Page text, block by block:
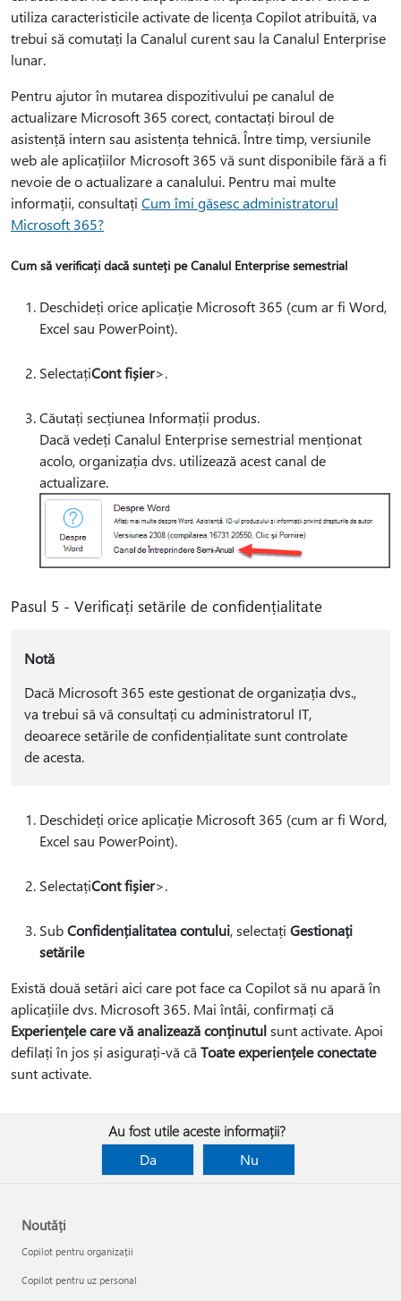
utiliza caracteristicile activate de licența Copilot atribuită, va
trebui să comutați la Canalul curent sau la Canalul Enterprise
lunar.
Pentru ajutor în mutarea dispozitivului pe canalul de
actualizare Microsoft 365 corect, contactați biroul de
asistență intern sau asistența tehnică. Între timp, versiunile
web ale aplicațiilor Microsoft 365 vă sunt disponibile fără a fi
nevoie de o actualizare a canalului. Pentru mai multe
informații, consultați Cum îmi găsesc administratorul
Microsoft 365?
Cum să verificați dacă sunteți pe Canalul Enterprise semestrial
Deschideți orice aplicație Microsoft 365 (cum ar fi Word,
Excel sau PowerPoint).
SelectațiCont fișier>.
Căutați secțiunea Informații produs.
Dacă vedeți Canalul Enterprise semestrial menționat
acolo, organizația dvs. utilizează acest canal de
actualizare.
Pasul 5 - Verificați setările de confidențialitate
Notă
Dacă Microsoft 365 este gestionat de organizația dvs.,
va trebui să vă consultați cu administratorul IT,
deoarece setările de confidențialitate sunt controlate
de acesta.
Deschideți orice aplicație Microsoft 365 (cum ar fi Word,
Excel sau PowerPoint).
SelectațiCont fișier>.
SubConfidențialitatea contului, selectați Gestionați
setările
Există două setări aici care pot face ca Copilot să nu apară în
aplicațiile dvs. Microsoft 365. Mai întâi, confirmați că
Experiențele care vă analizează conținutulsunt activate. Apoi
defilați în jos și asigurați-vă că Toate experiențele conectate
sunt activate.
Au fost utile aceste informații?
Da
Nu
Noutăți
Copilot pentru organizații
Copilot pentru uz personal